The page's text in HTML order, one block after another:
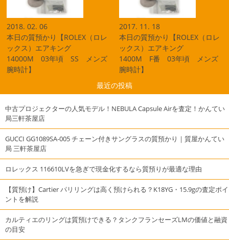
2018. 02. 06
本日の質預かり【ROLEX（ロレ
ックス）エアキング
14000M 03年頃 SS メンズ
腕時計】
2017. 11. 18
本日の質預かり【ROLEX（ロレ
ックス）エアキング
1400M F番 03年頃 メンズ
腕時計】
最近の投稿
中古プロジェクターの人気モデル！NEBULA Capsule Airを査定！かんてい
局三軒茶屋店
GUCCI GG1089SA-005 チェーン付きサングラスの質預かり｜質屋かんてい
局 三軒茶屋店
ロレックス 116610LVを急ぎで現金化するなら質預りが最適な理由
【質預け】Cartier パリリングは高く預けられる？K18YG・15.9gの査定ポイ
ントを解説
カルティエのリングは質預けできる？タンクフランセーズLMの価値と融資
の目安